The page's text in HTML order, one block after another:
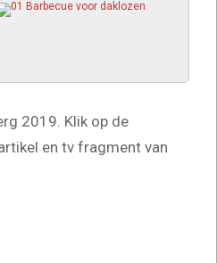
2019. Klik op de
en tv fragment van